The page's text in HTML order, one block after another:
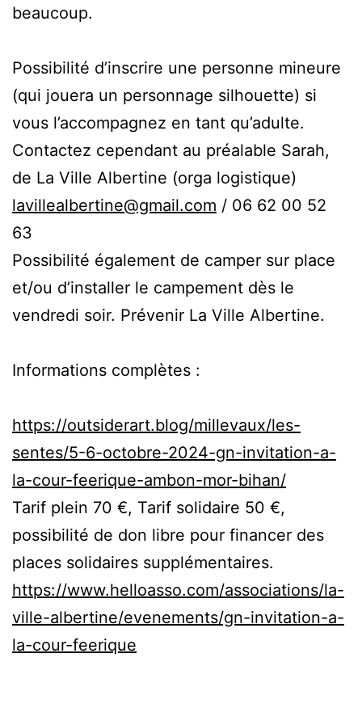
beaucoup.
Possibilité d’inscrire une personne mineure
(qui jouera un personnage silhouette) si
vous l’accompagnez en tant qu’adulte.
Contactez cependant au préalable Sarah,
de La Ville Albertine (orga logistique)
lavillealbertine@gmail.com / 06 62 00 52
63
Possibilité également de camper sur place
et/ou d’installer le campement dès le
vendredi soir. Prévenir La Ville Albertine.
Informations complètes :
https://outsiderart.blog/millevaux/les-
sentes/5-6-octobre-2024-gn-invitation-a-
la-cour-feerique-ambon-mor-bihan/
Tarif plein 70 €, Tarif solidaire 50 €,
possibilité de don libre pour financer des
places solidaires supplémentaires.
https://www.helloasso.com/associations/la-
ville-albertine/evenements/gn-invitation-a-
la-cour-feerique